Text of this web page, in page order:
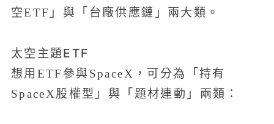
空ETF」與「台廠供應鏈」兩大類。
太空主題ETF
想用ETF參與SpaceX，可分為「持有
SpaceX股權型」與「題材連動」兩類：